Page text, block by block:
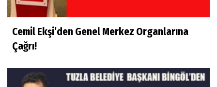
Cemil Ekşi’den Genel Merkez Organlarına
Çağrı!